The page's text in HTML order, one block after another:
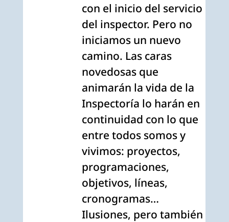
con el inicio del servicio
del inspector. Pero no
iniciamos un nuevo
camino. Las caras
novedosas que
animarán la vida de la
Inspectoría lo harán en
continuidad con lo que
entre todos somos y
vivimos: proyectos,
programaciones,
objetivos, líneas,
cronogramas…
Ilusiones, pero también